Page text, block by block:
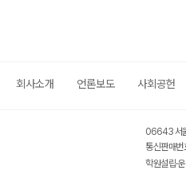
회사소개 언론보도 사회공헌
06643 서
통신판매
학원설립·